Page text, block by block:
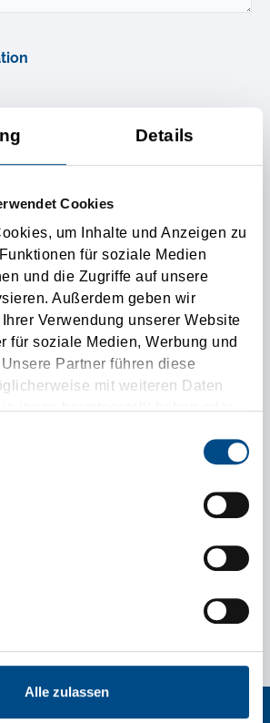
Details
Cookies
um Inhalte und Anzeigen zu
für soziale Medien
und die Zugriffe auf unsere
Außerdem geben wir
Ihrer Verwendung unserer Website
für soziale Medien, Werbung und
Partner führen diese
mit weiteren Daten
ihnen bereitgestellt haben oder
Alle zulassen